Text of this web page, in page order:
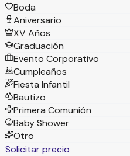
Boda
Aniversario
XV Años
Graduación
Evento Corporativo
Cumpleaños
Fiesta Infantil
Bautizo
Primera Comunión
Baby Shower
Otro
Solicitar precio